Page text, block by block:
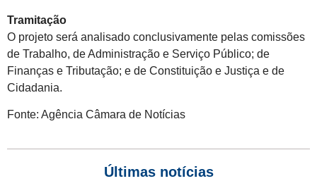
Tramitação
O projeto será analisado conclusivamente pelas comissões
de Trabalho, de Administração e Serviço Público; de
Finanças e Tributação; e de Constituição e Justiça e de
Cidadania.
Fonte: Agência Câmara de Notícias
Últimas notícias